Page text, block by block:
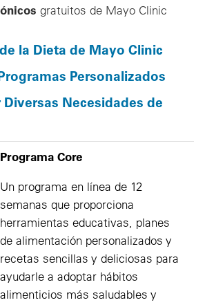
gratuitos de Mayo Clinic
la Dieta de Mayo Clinic
Personalizados
Necesidades de
Programa Core
Un programa en línea de 12
semanas que proporciona
herramientas educativas, planes
de alimentación personalizados y
recetas sencillas y deliciosas para
ayudarle a adoptar hábitos
alimenticios más saludables y